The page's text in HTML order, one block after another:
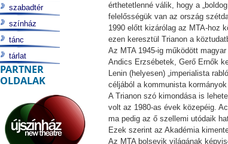
érthetetlenné válik, hogy a
felelősségük van az ország
1990 előtt kizárólag az MTA-hoz
ezen keresztül Trianon a
Az MTA 1945-ig működött
Andics Erzsébetek, Gerő Ernők
Lenin (helyesen) „imperialista
céljából a kommunista
A Trianon szó kimondása is
volt az 1980-as évek közepéig.
ma pedig az ő szellemi utódaik
Ezek szerint az Akadémia
Az MTA bolsevik világának
szabadtér
színház
tánc
tárlat
PARTNER
OLDALAK